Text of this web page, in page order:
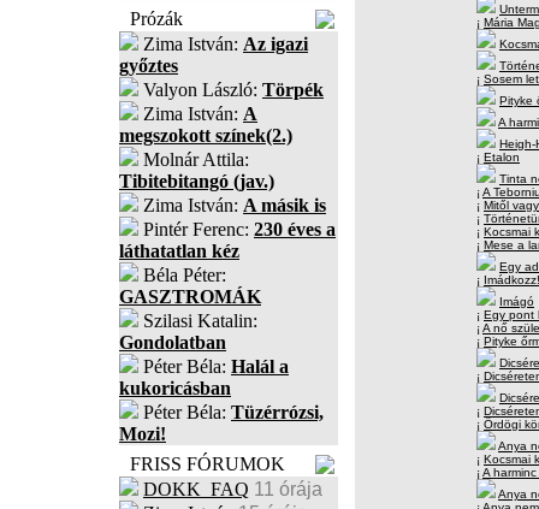
Prózák
Zima István: Az igazi
győztes
Valyon László: Törpék
Zima István: A
megszokott színek(2.)
Molnár Attila:
Tibitebitangó (jav.)
Zima István: A másik is
Pintér Ferenc: 230 éves a
láthatatlan kéz
Béla Péter:
GASZTROMÁK
Szilasi Katalin:
Gondolatban
Péter Béla: Halál a
kukoricásban
Péter Béla: Tüzérrózsi,
Mozi!
FRISS FÓRUMOK
DOKK_FAQ 11 órája
¡ Mária
¡ Sosem
Pityke
A
Heigh-
¡ Etalon
Tinta
¡A
¡ Mitől
¡
¡ Kocsmai
¡ Mese a
Egy
¡ Imádkozz!
Imágó
¡ Egy pont
¡A nő
¡ Pityke
¡
¡
¡ Ördögi
Anya
¡ Kocsmai
¡A
Anya